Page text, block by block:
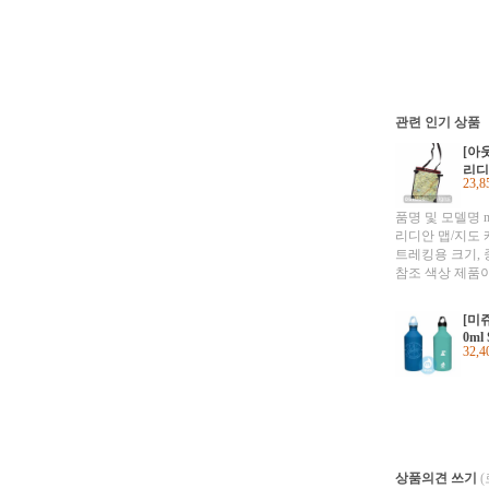
관련 인기 상품
[아
리
품명 및 모델명
리디안 맵/지도
트레킹용 크기,
참조 색상 제품
상세정보 참조
월 2012 제조
제조국 CHINA
제품상세정보
[미
0ml
w/
상품의견 쓰기 (